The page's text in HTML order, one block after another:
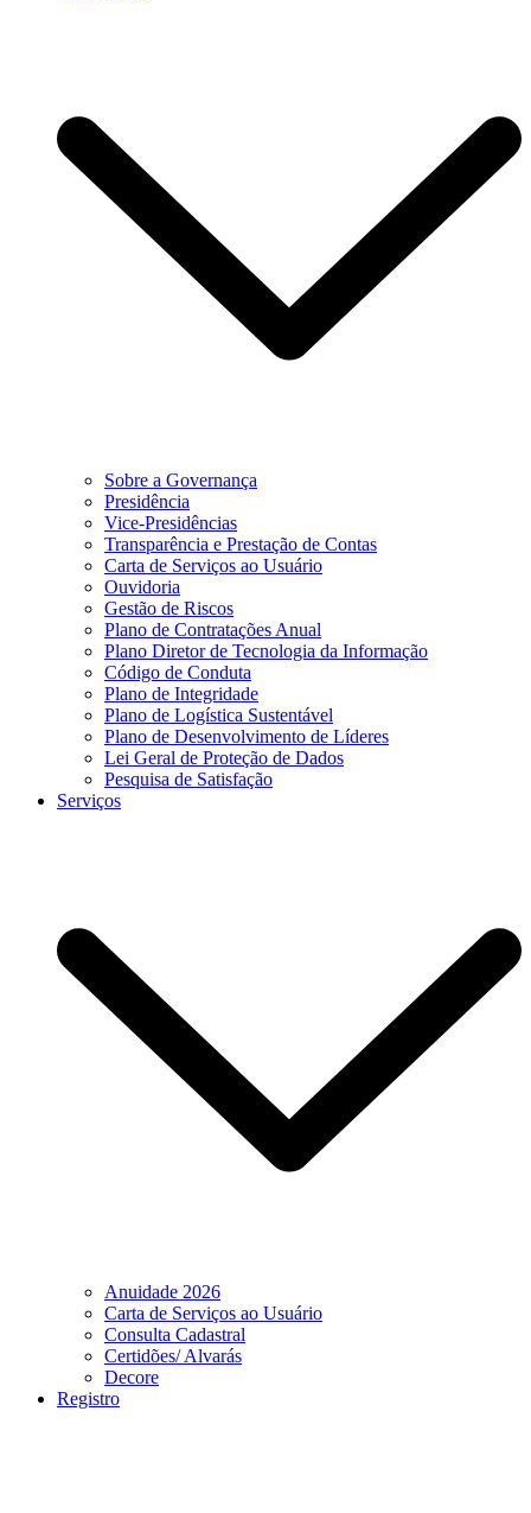
Sobre a Governança
Presidência
Vice-Presidências
Transparência e Prestação de Contas
Carta de Serviços ao Usuário
Ouvidoria
Gestão de Riscos
Plano de Contratações Anual
Plano Diretor de Tecnologia da Informação
Código de Conduta
Plano de Integridade
Plano de Logística Sustentável
Plano de Desenvolvimento de Líderes
Lei Geral de Proteção de Dados
Pesquisa de Satisfação
Serviços
Anuidade 2026
Carta de Serviços ao Usuário
Consulta Cadastral
Certidões/ Alvarás
Decore
Registro